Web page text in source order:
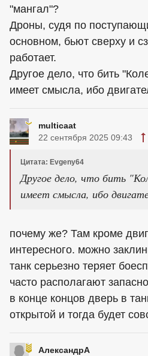
"мангал"?
Дроны, судя по
основном, бьют сверху и
работает.
Другое дело, что бить
имеет смысла, ибо
multicaat
22 сентября 2025 09:43
Цитата: Evgeny64
Другое дело, что бить
имеет смысла, ибо
почему же? Там кроме
интересного. можно
танк серьезно теряет
часто располагают
в конце концов дверь в
открытой и тогда будет
АлександрА